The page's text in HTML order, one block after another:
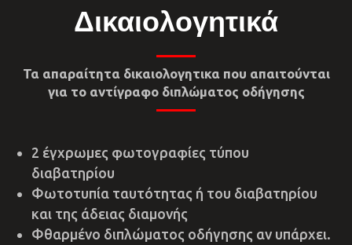
Δικαιολογητικά
Τα απαραίτητα δικαιολογητικα που απαιτούνται
για το αντίγραφο διπλώματος οδήγησης
2 έγχρωμες φωτογραφίες τύπου
διαβατηρίου
Φωτοτυπία ταυτότητας ή του διαβατηρίου
και της άδειας διαμονής
Φθαρμένο διπλώματος οδήγησης αν υπάρχει.